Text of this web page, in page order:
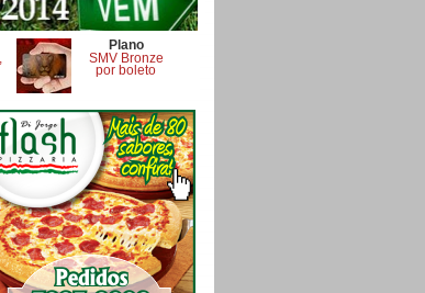
Plano
SMV Bronze
por boleto